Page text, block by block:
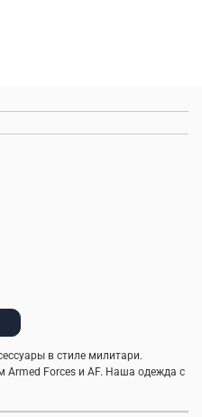
в стиле милитари.
Armed Forces и AF. Наша одежда с